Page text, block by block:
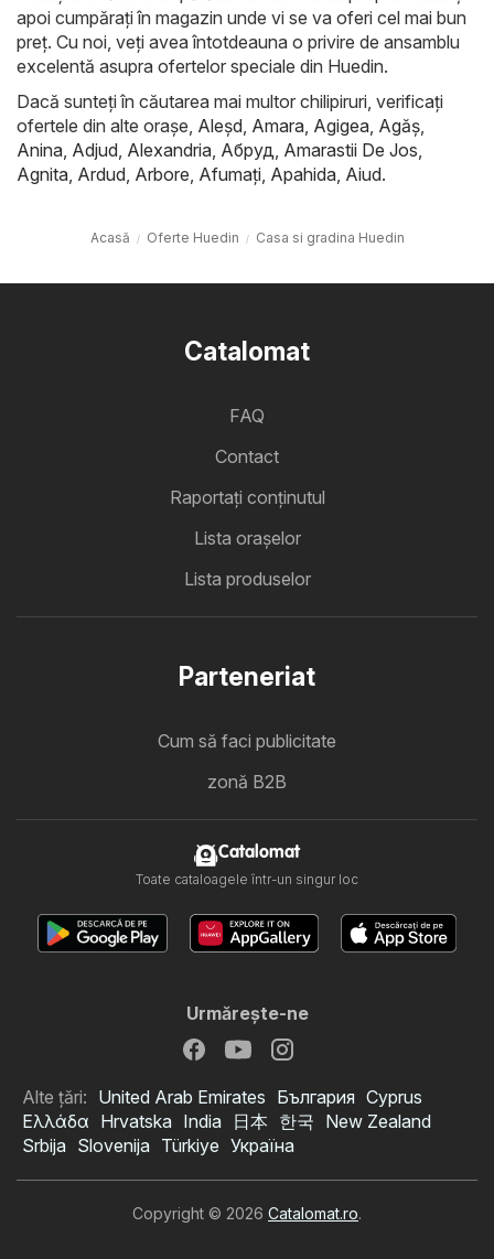
apoi cumpărați în magazin unde vi se va oferi cel mai bun
preț. Cu noi, veți avea întotdeauna o privire de ansamblu
excelentă asupra ofertelor speciale din Huedin.
Dacă sunteți în căutarea mai multor chilipiruri, verificați
ofertele din alte orașe, Aleşd, Amara, Agigea, Agăş,
Anina, Adjud, Alexandria, Абруд, Amarastii De Jos,
Agnita, Ardud, Arbore, Afumaţi, Apahida, Aiud.
Acasă Oferte Huedin Casa si gradina Huedin
Catalomat
FAQ
Contact
Raportați conținutul
Lista oraşelor
Lista produselor
Parteneriat
Cum să faci publicitate
zonă B2B
Catalomat
Toate cataloagele într-un singur loc
Urmăreşte-ne
Alte țări: United Arab Emirates България Cyprus
Ελλάδα Hrvatska India 日本 한국 New Zealand
Srbija Slovenija Türkiye Україна
Copyright © 2026 Catalomat.ro.